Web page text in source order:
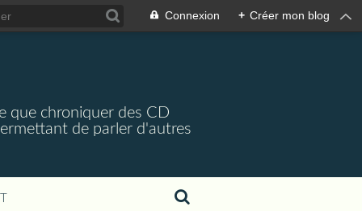
Connexion + Créer mon blog
que chroniquer des CD
de parler d'autres